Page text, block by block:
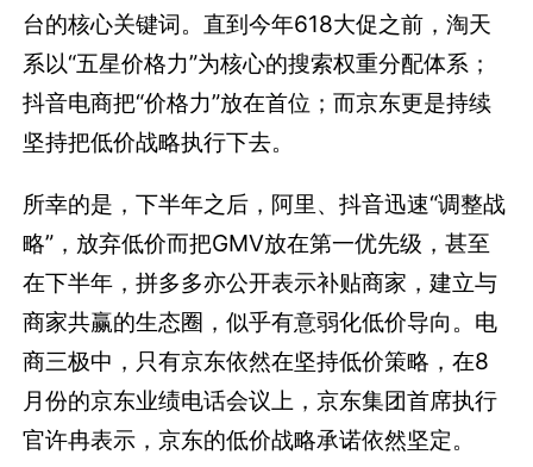
台的核心关键词。直到今年618大促之前，淘天
系以“五星价格力”为核心的搜索权重分配体系；
抖音电商把“价格力”放在首位；而京东更是持续
坚持把低价战略执行下去。
所幸的是，下半年之后，阿里、抖音迅速“调整战
略”，放弃低价而把GMV放在第一优先级，甚至
在下半年，拼多多亦公开表示补贴商家，建立与
商家共赢的生态圈，似乎有意弱化低价导向。电
商三极中，只有京东依然在坚持低价策略，在8
月份的京东业绩电话会议上，京东集团首席执行
官许冉表示，京东的低价战略承诺依然坚定。